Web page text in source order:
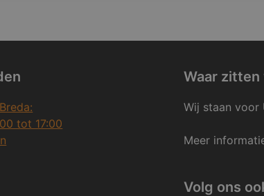
tot 17:00
Waar zitten
Wij staan voor
Meer
Volg ons